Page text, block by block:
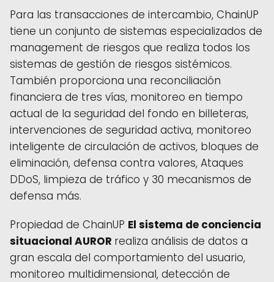
Para las transacciones de intercambio, ChainUP
tiene un conjunto de sistemas especializados de
management de riesgos que realiza todos los
sistemas de gestión de riesgos sistémicos.
También proporciona una reconciliación
financiera de tres vías, monitoreo en tiempo
actual de la seguridad del fondo en billeteras,
intervenciones de seguridad activa, monitoreo
inteligente de circulación de activos, bloques de
eliminación, defensa contra valores, Ataques
DDoS, limpieza de tráfico y 30 mecanismos de
defensa más.
Propiedad de ChainUP El sistema de conciencia
situacional AUROR realiza análisis de datos a
gran escala del comportamiento del usuario,
monitoreo multidimensional, detección de